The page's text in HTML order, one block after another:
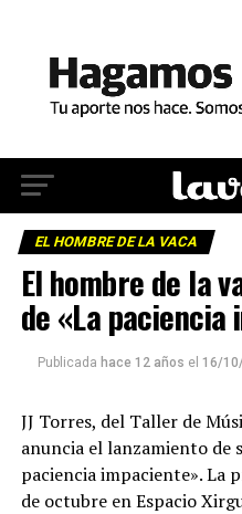
EL HOMBRE DE LA VACA
El hombre de la
de «La paciencia
Publicada hace 12 años el 16/
JJ Torres, del Taller de
anuncia el lanzamiento de
paciencia impaciente». La
de octubre en Espacio